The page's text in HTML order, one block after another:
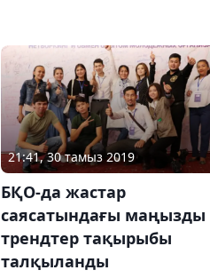
21:41, 30 тамыз 2019
БҚО-да жастар
саясатындағы маңызды
трендтер тақырыбы
талқыланды